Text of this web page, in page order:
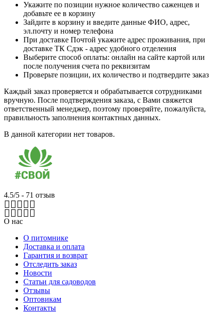
Укажите по позиции нужное количество саженцев и
добавьте ее в корзину
Зайдите в корзину и введите данные ФИО, адрес,
эл.почту и номер телефона
При доставке Почтой укажите адрес проживания, при
доставке ТК Сдэк - адрес удобного отделения
Выберите способ оплаты: онлайн на сайте картой или
после получения счета по реквизитам
Проверьте позиции, их количество и подтвердите заказ
Каждый заказ проверяется и обрабатывается сотрудниками
вручную. После подтверждения заказа, с Вами свяжется
ответственный менеджер, поэтому проверяйте, пожалуйста,
правильность заполнения контактных данных.
В данной категории нет товаров.
4.5/5 - 71 отзыв
О нас
О питомнике
Доставка и оплата
Гарантия и возврат
Отследить заказ
Новости
Статьи для садоводов
Отзывы
Оптовикам
Контакты